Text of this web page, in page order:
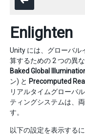
Enlighten
Unity には、グローバル
算するための 2 つの異
Baked Global
ン) と Precomputed
リアルタイムグローバ
ティングシステムは、
す。
以下の設定を表示する